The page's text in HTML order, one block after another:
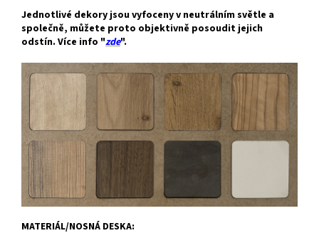
Jednotlivé dekory jsou vyfoceny v neutrálním světle a
společně, můžete proto objektivně posoudit jejich
odstín. Více info "zde".
MATERIÁL/NOSNÁ DESKA: